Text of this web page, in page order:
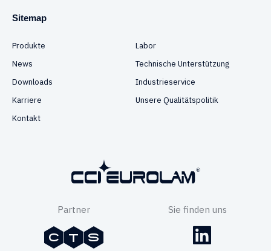
Sitemap
Produkte
Labor
News
Technische Unterstützung
Downloads
Industrieservice
Karriere
Unsere Qualitätspolitik
Kontakt
Partner Sie finden uns